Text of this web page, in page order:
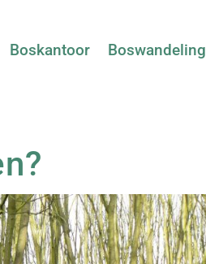
Boskantoor Boswandeling